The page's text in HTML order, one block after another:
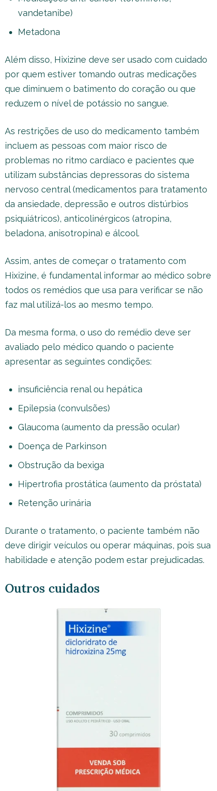
vandetanibe)
Metadona
Além disso, Hixizine deve ser usado com cuidado
por quem estiver tomando outras medicações
que diminuem o batimento do coração ou que
reduzem o nível de potássio no sangue.
As restrições de uso do medicamento também
incluem as pessoas com maior risco de
problemas no ritmo cardíaco e pacientes que
utilizam substâncias depressoras do sistema
nervoso central (medicamentos para tratamento
da ansiedade, depressão e outros distúrbios
psiquiátricos), anticolinérgicos (atropina,
beladona, anisotropina) e álcool.
Assim, antes de começar o tratamento com
Hixizine, é fundamental informar ao médico sobre
todos os remédios que usa para verificar se não
faz mal utilizá-los ao mesmo tempo.
Da mesma forma, o uso do remédio deve ser
avaliado pelo médico quando o paciente
apresentar as seguintes condições:
insuficiência renal ou hepática
Epilepsia (convulsões)
Glaucoma (aumento da pressão ocular)
Doença de Parkinson
Obstrução da bexiga
Hipertrofia prostática (aumento da próstata)
Retenção urinária
Durante o tratamento, o paciente também não
deve dirigir veículos ou operar máquinas, pois sua
habilidade e atenção podem estar prejudicadas.
Outros cuidados